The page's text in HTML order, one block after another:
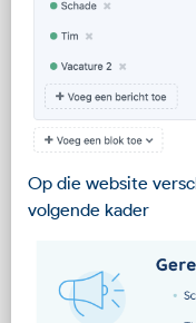
Op die website
volgende kader